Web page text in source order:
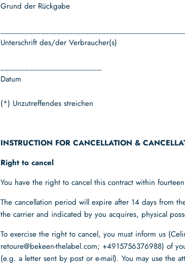
Grund der Rückgabe
Unterschrift des/der Verbraucher(s)
Datum
(*) Unzutreffendes streichen
INSTRUCTION FOR CANCELLATION &
Right to cancel
You have the right to cancel this contract within
The cancellation period will expire after 14 days from
the carrier and indicated by you acquires, physical
To exercise the right to cancel, you must inform us
retoure@bekeen-thelabel.com; +4915756376988) of
(e.g. a letter sent by post or e-mail). You may use the